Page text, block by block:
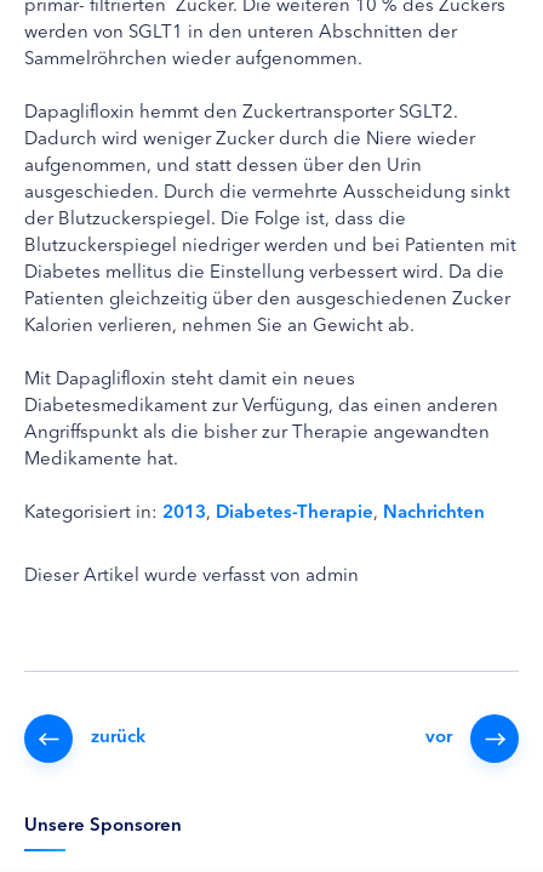
werden von SGLT1 in den unteren Abschnitten der
Sammelröhrchen wieder aufgenommen.
Dapaglifloxin hemmt den Zuckertransporter SGLT2.
Dadurch wird weniger Zucker durch die Niere wieder
aufgenommen, und statt dessen über den Urin
ausgeschieden. Durch die vermehrte Ausscheidung sinkt
der Blutzuckerspiegel. Die Folge ist, dass die
Blutzuckerspiegel niedriger werden und bei Patienten mit
Diabetes mellitus die Einstellung verbessert wird. Da die
Patienten gleichzeitig über den ausgeschiedenen Zucker
Kalorien verlieren, nehmen Sie an Gewicht ab.
Mit Dapaglifloxin steht damit ein neues
Diabetesmedikament zur Verfügung, das einen anderen
Angriffspunkt als die bisher zur Therapie angewandten
Medikamente hat.
Kategorisiert in: 2013, Diabetes-Therapie, Nachrichten
Dieser Artikel wurde verfasst von admin
zurück vor
Unsere Sponsoren